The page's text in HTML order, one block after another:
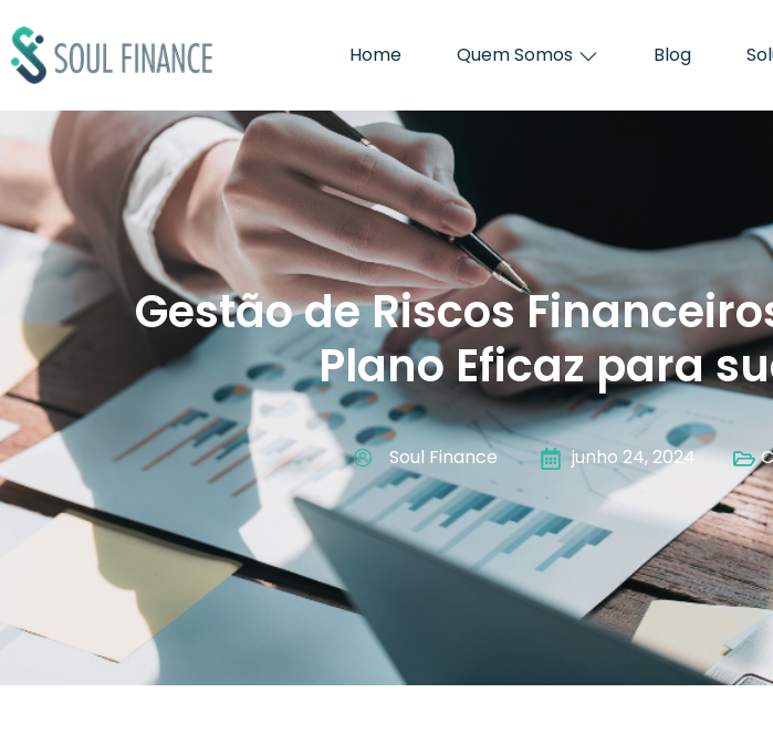
Home Quem Somos Blog
Gestão de Riscos
Plano Eficaz para
Soul Finance junho 24, 2024